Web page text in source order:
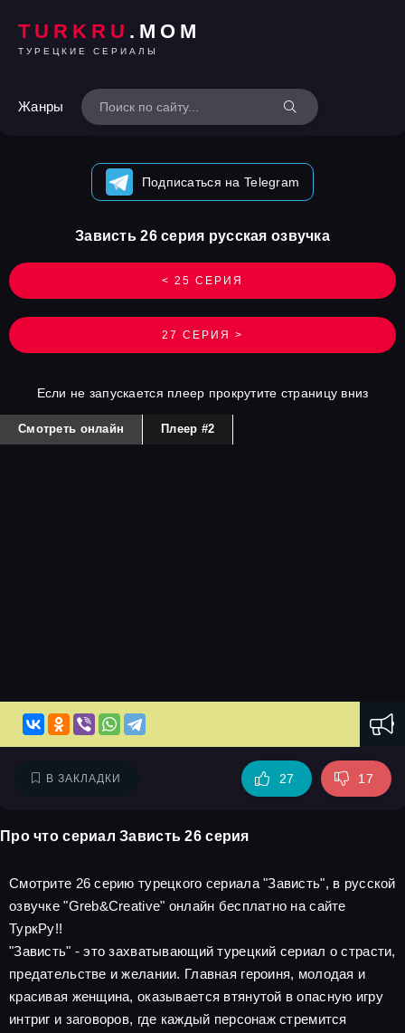
TURKRU .MOM
ТУРЕЦКИЕ СЕРИАЛЫ
Жанры
Подписаться на Telegram
< 25 СЕРИЯ
Зависть 26 серия русская озвучка
27 СЕРИЯ >
Если не запускается плеер прокрутите страницу вниз
Смотреть онлайн Плеер #2
В ЗАКЛАДКИ 27 17
Про что сериал Зависть 26 серия
Смотрите 26 серию турецкого сериала "Зависть", в русской
озвучке "Greb&Creative" онлайн бесплатно на сайте
ТуркРу!!
"Зависть" - это захватывающий турецкий сериал о страсти,
предательстве и желании. Главная героиня, молодая и
красивая женщина, оказывается втянутой в опасную игру
интриг и заговоров, где каждый персонаж стремится